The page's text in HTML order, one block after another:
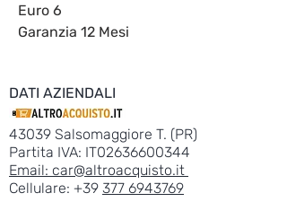
Euro 6
Garanzia 12 Mesi
DATI AZIENDALI
43039 Salsomaggiore T. (PR)
Partita IVA: IT02636600344
Email: car@altroacquisto.it
Cellulare: +39 377 6943769